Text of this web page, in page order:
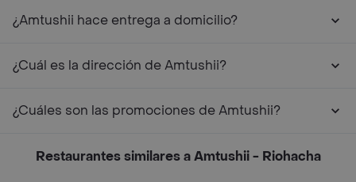
¿Amtushii hace entrega a domicilio?
¿Cuál es la dirección de Amtushii?
¿Cuáles son las promociones de Amtushii?
Restaurantes similares a Amtushii - Riohacha